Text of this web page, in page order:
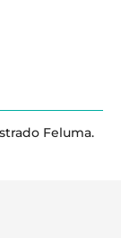
Feluma.